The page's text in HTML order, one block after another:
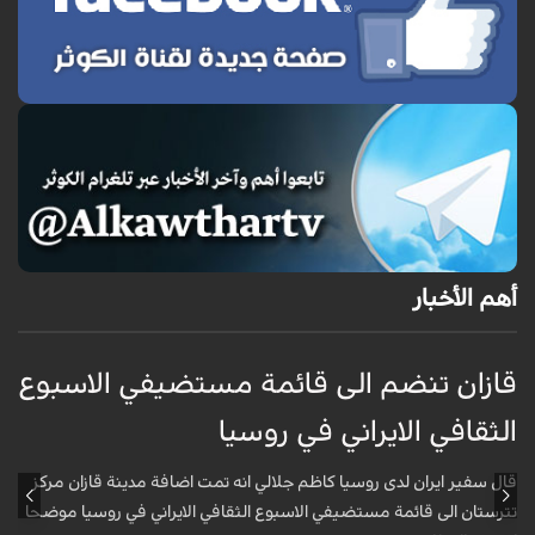
أهم الأخبار
قازان تنضم الى قائمة مستضيفي الاسبوع
الثقافي الايراني في روسيا
قال سفير ايران لدى روسيا كاظم جلالي انه تمت اضافة مدينة قازان مركز
تترستان الى قائمة مستضيفي الاسبوع الثقافي الايراني في روسيا موضحا